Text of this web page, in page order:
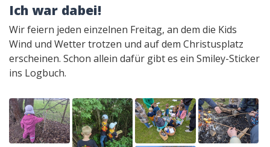
Ich war dabei!
Wir feiern jeden einzelnen Freitag, an dem die Kids
Wind und Wetter trotzen und auf dem Christusplatz
erscheinen. Schon allein dafür gibt es ein Smiley-Sticker
ins Logbuch.